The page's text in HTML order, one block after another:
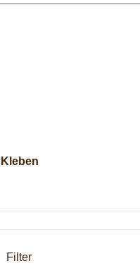
Kleben
Filter